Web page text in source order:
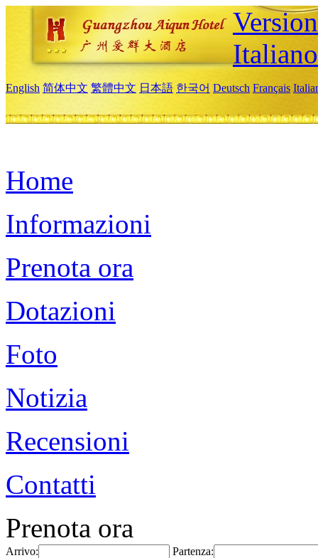
Italiano
English 简体中文 繁體中文 日本語 한국어 Deutsch Français
Home
Informazioni
Prenota ora
Dotazioni
Foto
Notizia
Recensioni
Contatti
Prenota ora
Arrivo: Partenza: